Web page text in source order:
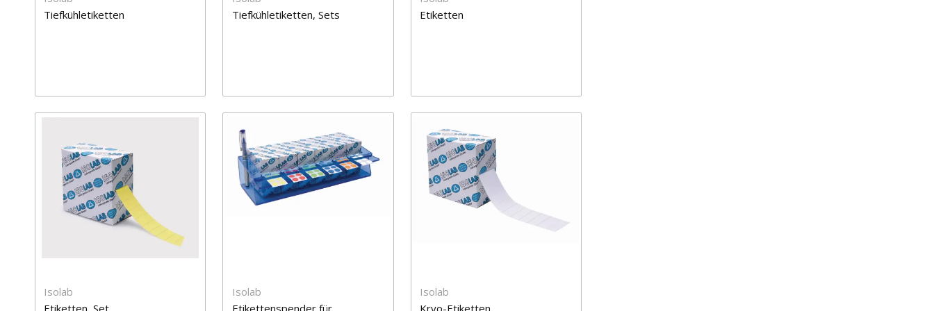
Tiefkühletiketten
Tiefkühletiketten, Sets
Etiketten
Isolab
Etiketten, Set
Isolab
Etikettenspender für
Isolab
Kryo-Etiketten